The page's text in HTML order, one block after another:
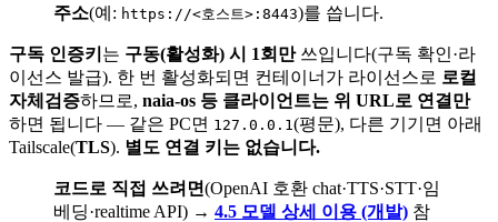
주소(예: https://<호스트>:8443)를 씁니다.
구독 인증키 는 구동(활성화) 시 1회만쓰입니다(구독 확인·라
이선스 발급). 한 번 활성화되면 컨테이너가 라이선스로 로컬
자체검증하므로, naia-os 등 클라이언트는 위 URL로 연결만
하면 됩니다 — 같은 PC면 127.0.0.1 (평문), 다른 기기면 아래
Tailscale(TLS). 별도 연결 키는 없습니다.
코드로 직접 쓰려면(OpenAI 호환 chat·TTS·STT·임
베딩·realtime API) → 4.5 모델 상세 이용 (개발) 참